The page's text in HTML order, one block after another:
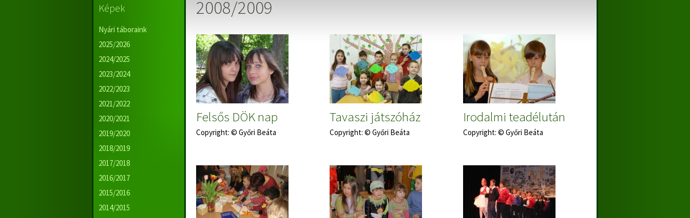
Képek
Nyári táboraink
2025/2026
2024/2025
2023/2024
2022/2023
2021/2022
2020/2021
2019/2020
2018/2019
2017/2018
2016/2017
2015/2016
2014/2015
2008/2009
Felsős DÖK nap
Copyright: © Győri Beáta
Tavaszi játszóház
Copyright: © Győri Beáta
Irodalmi teadélután
Copyright: © Győri Beáta